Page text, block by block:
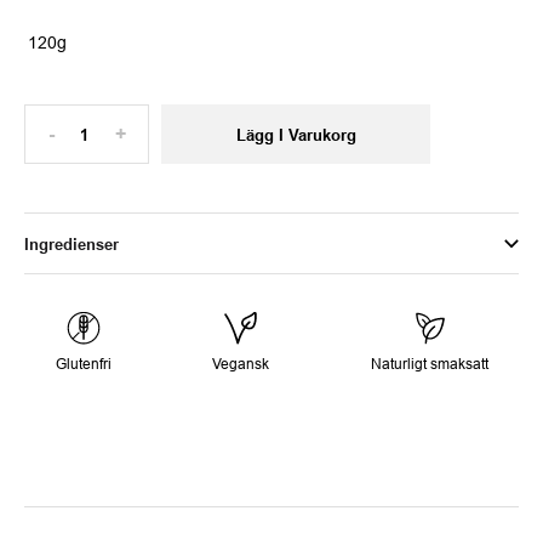
120g
- + Lägg I Varukorg
Ingredienser
Glutenfri Vegansk Naturligt smaksatt